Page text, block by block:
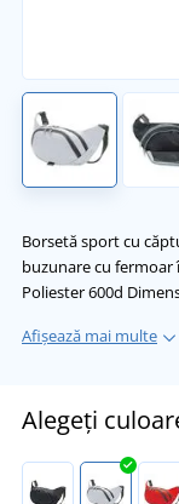
Borsetă sport cu
buzunare cu fermoar
Poliester 600d
Afișează mai multe
Alegeți